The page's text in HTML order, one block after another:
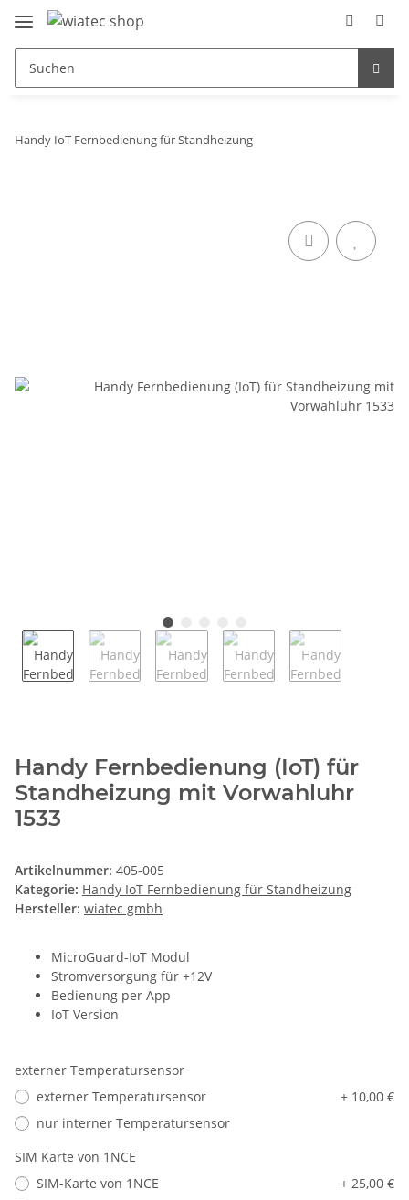
Handy IoT Fernbedienung für Standheizung
Handy Fernbedienung (IoT) für
Standheizung mit Vorwahluhr
1533
Artikelnummer: 405-005
Kategorie: Handy IoT Fernbedienung für Standheizung
Hersteller: wiatec gmbh
MicroGuard-IoT Modul
Stromversorgung für +12V
Bedienung per App
IoT Version
externer Temperatursensor
externer Temperatursensor
+ 10,00 €
nur interner Temperatursensor
SIM Karte von 1NCE
SIM-Karte von 1NCE
+ 25,00 €